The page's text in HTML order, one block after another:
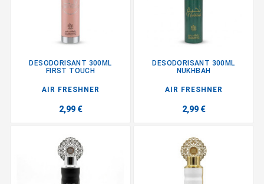
DESODORISANT 300ML
FIRST TOUCH
AIR FRESHNER
2,99 €
DESODORISANT 300ML
NUKHBAH
AIR FRESHNER
2,99 €